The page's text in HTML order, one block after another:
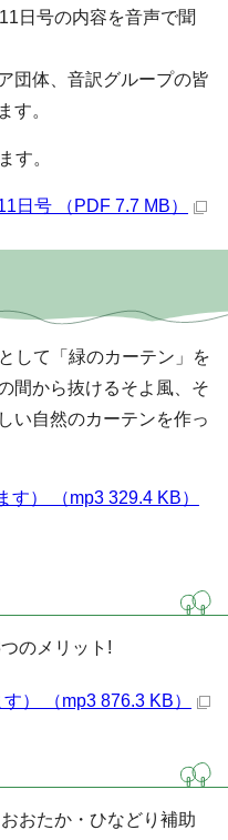
日号の内容を音声で聞
団体、音訳グループの皆
す。
す。
日号 （PDF 7.7 MB）
して「緑のカーテン」を
間から抜けるそよ風、そ
い自然のカーテンを作っ
す） （mp3 329.4 KB）
のメリット!
） （mp3 876.3 KB）
おたか・ひなどり補助